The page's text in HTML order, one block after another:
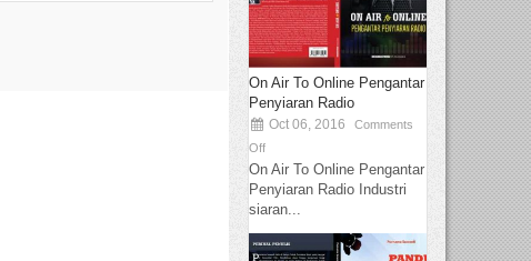
On Air To Online Pengantar
Penyiaran Radio
Oct 06, 2016
Comments
Off
On Air To Online Pengantar
Penyiaran Radio Industri
siaran...